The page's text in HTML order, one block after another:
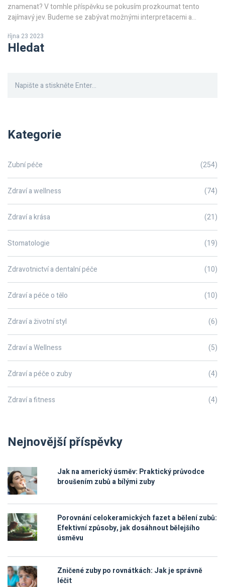
znamenat? V tomhle příspěvku se pokusím prozkoumat tento
zajímavý jev. Budeme se zabývat možnými interpretacemi a
světa snů a objevme, co všechno může znamenat zamilování ve
snu.
října 23 2023
Hledat
Kategorie
Zubní péče (254)
Zdraví a wellness (74)
Zdraví a krása (21)
Stomatologie (19)
Zdravotnictví a dentalní péče (10)
Zdraví a péče o tělo (10)
Zdraví a životní styl (6)
Zdraví a Wellness (5)
Zdraví a péče o zuby (4)
Zdraví a fitness (4)
Nejnovější příspěvky
Jak na americký úsměv: Praktický průvodce
broušením zubů a bílými zuby
Porovnání celokeramických fazet a bělení zubů:
Efektivní způsoby, jak dosáhnout bělejšího
úsměvu
Zničené zuby po rovnátkách: Jak je správně
léčit